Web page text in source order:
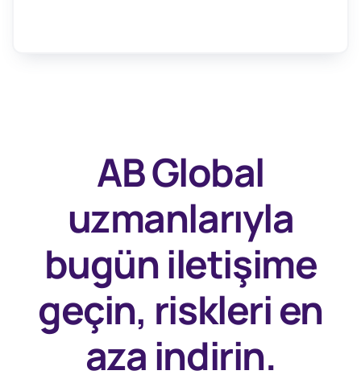
AB Global
uzmanlarıyla
bugüniletişime
geçin, riskleri en
aza indirin.